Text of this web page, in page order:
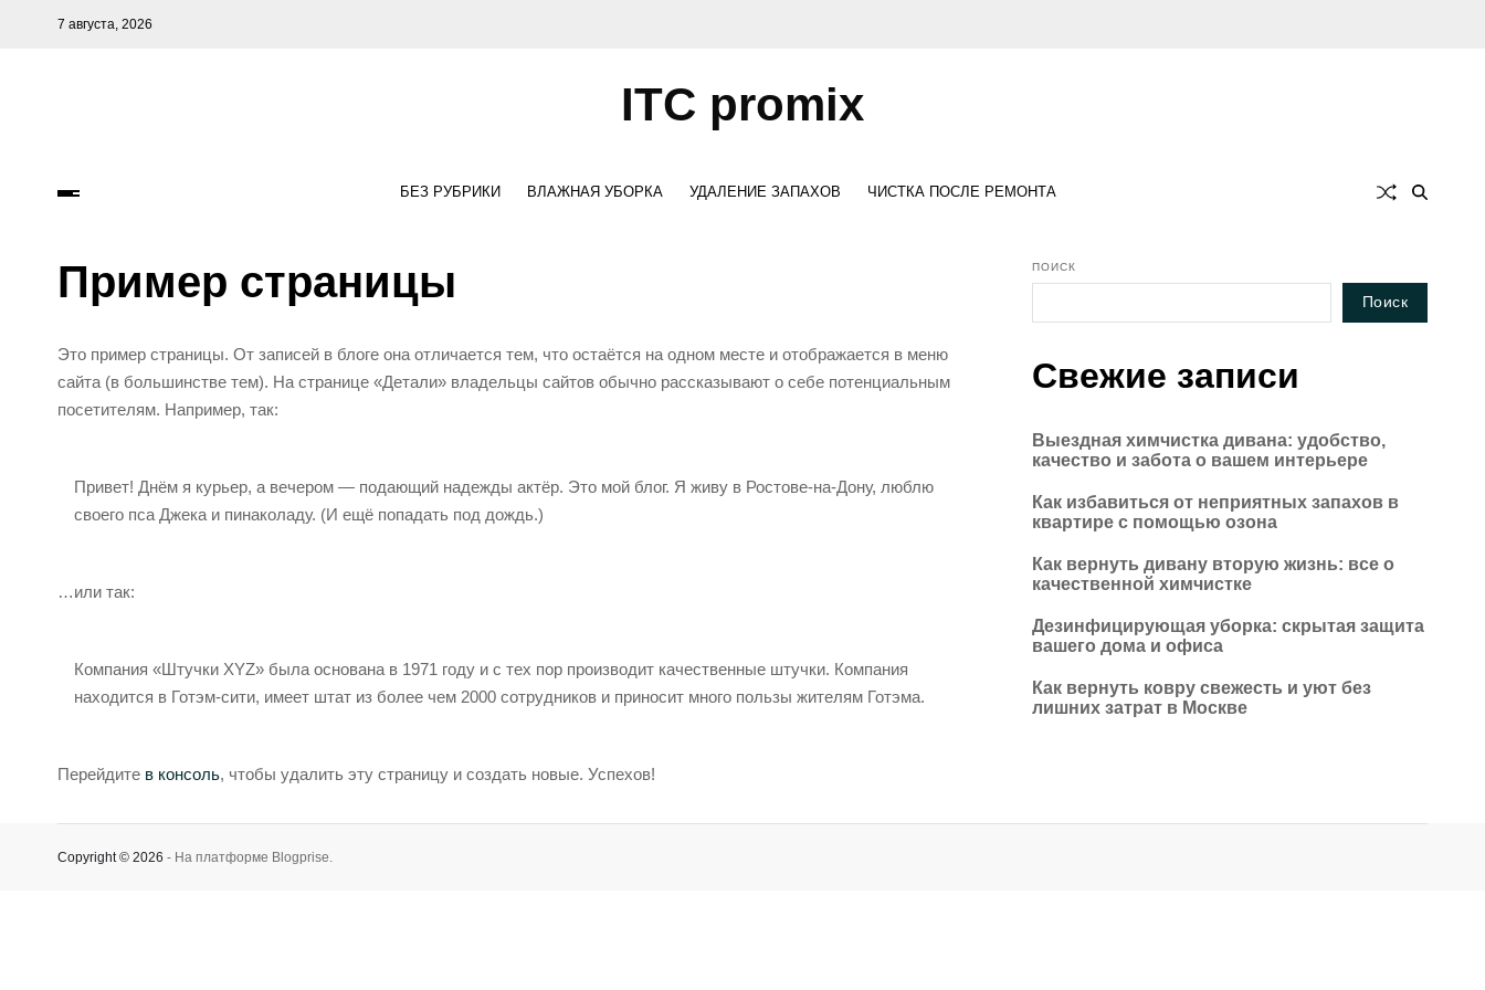
7 августа, 2026
ITC promix
БЕЗ РУБРИКИ ВЛАЖНАЯ УБОРКА УДАЛЕНИЕ ЗАПАХОВ ЧИСТКА ПОСЛЕ РЕМОНТА
Пример страницы
Это пример страницы. От записей в блоге она отличается тем, что остаётся на одном месте и отображается в меню
сайта (в большинстве тем). На странице «Детали» владельцы сайтов обычно рассказывают о себе потенциальным
посетителям. Например, так:
Привет! Днём я курьер, а вечером — подающий надежды актёр. Это мой блог. Я живу в Ростове-на-Дону, люблю
своего пса Джека и пинаколаду. (И ещё попадать под дождь.)
…или так:
Компания «Штучки XYZ» была основана в 1971 году и с тех пор производит качественные штучки. Компания
находится в Готэм-сити, имеет штат из более чем 2000 сотрудников и приносит много пользы жителям Готэма.
Перейдите в консоль, чтобы удалить эту страницу и создать новые. Успехов!
ПОИСК
Поиск
Свежие записи
Выездная химчистка дивана: удобство,
качество и забота о вашем интерьере
Как избавиться от неприятных запахов в
квартире с помощью озона
Как вернуть дивану вторую жизнь: все о
качественной химчистке
Дезинфицирующая уборка: скрытая защита
вашего дома и офиса
Как вернуть ковру свежесть и уют без
лишних затрат в Москве
Copyright © 2026 - На платформе Blogprise.